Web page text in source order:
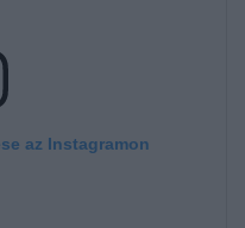
az Instagramon